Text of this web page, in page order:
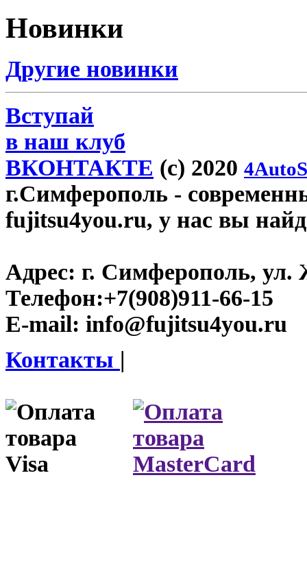
Новинки
Другие новинки
Вступай
в наш клуб
ВКОНТАКТЕ (c) 2020
г.Симферополь -
fujitsu4you.ru, у нас вы
Адрес: г. Симферополь, ул.
Телефон:+7(908)911-66-15
E-mail: info@fujitsu4you.ru
Контакты |